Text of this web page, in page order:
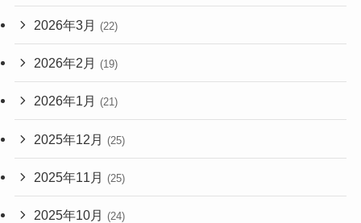
2026年3月 (22)
2026年2月 (19)
2026年1月 (21)
2025年12月 (25)
2025年11月 (25)
2025年10月 (24)